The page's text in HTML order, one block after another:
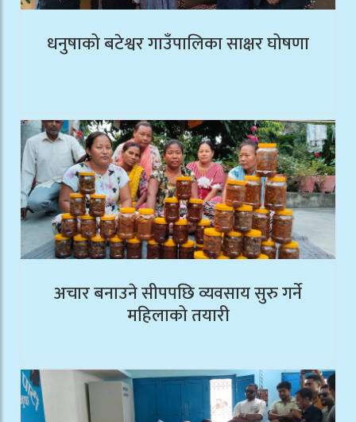
धनुषाको बटेश्वर गाउँपालिका साक्षर घोषणा
अचार बनाउने सीपपछि व्यवसाय सुरु गर्ने
महिलाको तयारी